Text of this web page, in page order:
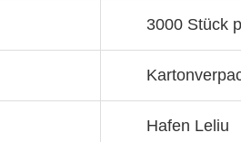
3000 Stück
Hafen Leliu